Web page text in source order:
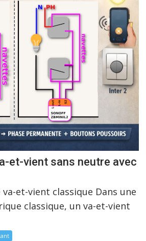
et-vient sans neutre avec
va-et-vient classique Dans une
classique, un va-et-vient